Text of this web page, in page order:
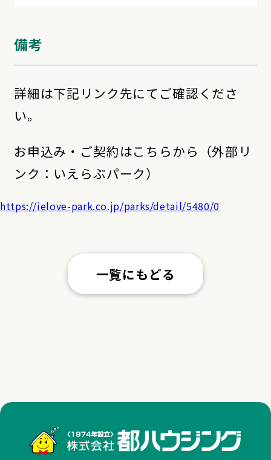
備考
詳細は下記リンク先にてご確認くださ
い。
お申込み・ご契約はこちらから（外部リ
ンク：いえらぶパーク）
https://ielove-park.co.jp/parks/detail/5480/0
一覧にもどる